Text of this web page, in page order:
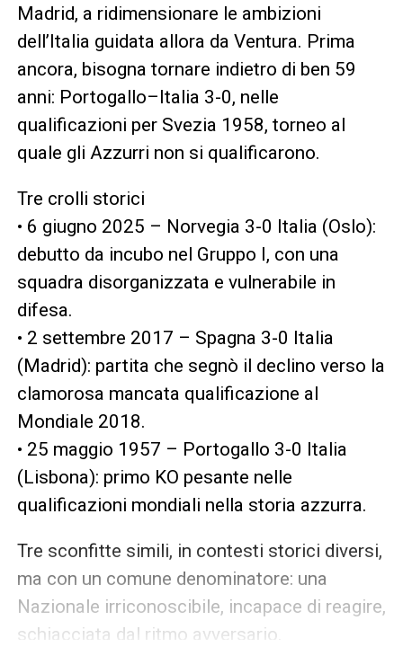
Madrid, a ridimensionare le ambizioni
dell’Italia guidata allora da Ventura. Prima
ancora, bisogna tornare indietro di ben 59
anni: Portogallo–Italia 3-0, nelle
qualificazioni per Svezia 1958, torneo al
quale gli Azzurri non si qualificarono.
Tre crolli storici
• 6 giugno 2025 – Norvegia 3-0 Italia (Oslo):
debutto da incubo nel Gruppo I, con una
squadra disorganizzata e vulnerabile in
difesa.
• 2 settembre 2017 – Spagna 3-0 Italia
(Madrid): partita che segnò il declino verso la
clamorosa mancata qualificazione al
Mondiale 2018.
• 25 maggio 1957 – Portogallo 3-0 Italia
(Lisbona): primo KO pesante nelle
qualificazioni mondiali nella storia azzurra.
Tre sconfitte simili, in contesti storici diversi,
ma con un comune denominatore: una
Nazionale irriconoscibile, incapace di reagire,
schiacciata dal ritmo avversario.